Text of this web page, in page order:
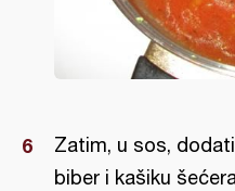
Zatim, u sos,
biber i kašiku